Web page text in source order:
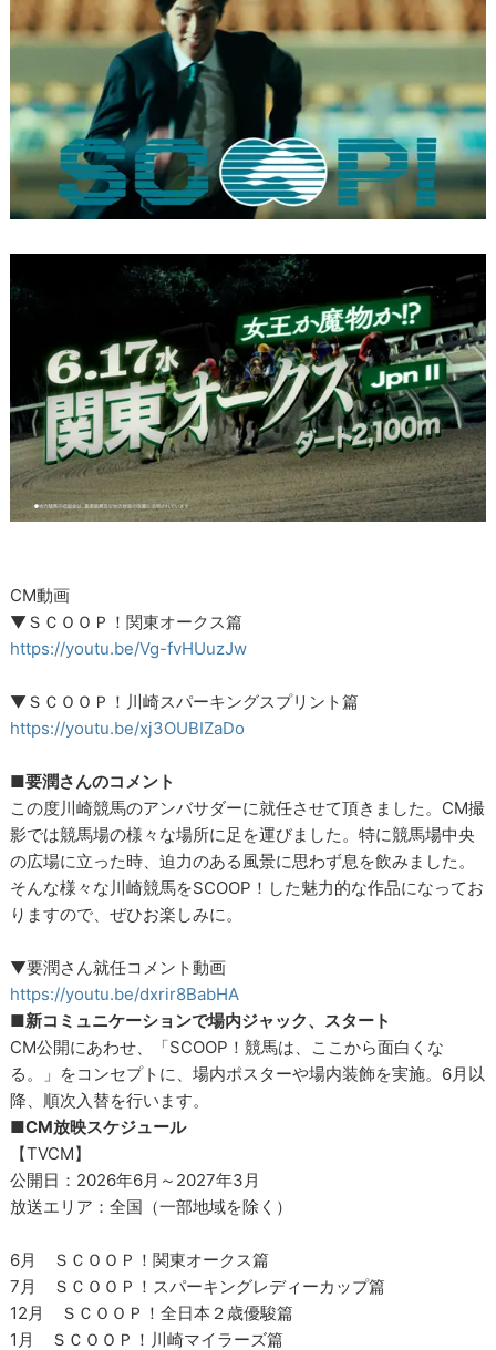
CM動画
▼ＳＣＯＯＰ！関東オークス篇
https://youtu.be/Vg-fvHUuzJw
▼ＳＣＯＯＰ！川崎スパーキングスプリント篇
https://youtu.be/xj3OUBIZaDo
■要潤さんのコメント
この度川崎競馬のアンバサダーに就任させて頂きました。CM撮
影では競馬場の様々な場所に足を運びました。特に競馬場中央
の広場に立った時、迫力のある風景に思わず息を飲みました。
そんな様々な川崎競馬をSCOOP！した魅力的な作品になってお
りますので、ぜひお楽しみに。
▼要潤さん就任コメント動画
https://youtu.be/dxrir8BabHA
■新コミュニケーションで場内ジャック、スタート
CM公開にあわせ、「SCOOP！競馬は、ここから面白くな
る。」をコンセプトに、場内ポスターや場内装飾を実施。6月以
降、順次入替を行います。
■CM放映スケジュール
【TVCM】
公開日：2026年6月～2027年3月
放送エリア：全国（一部地域を除く）
6月 ＳＣＯＯＰ！関東オークス篇
7月 ＳＣＯＯＰ！スパーキングレディーカップ篇
12月 ＳＣＯＯＰ！全日本２歳優駿篇
1月 ＳＣＯＯＰ！川崎マイラーズ篇